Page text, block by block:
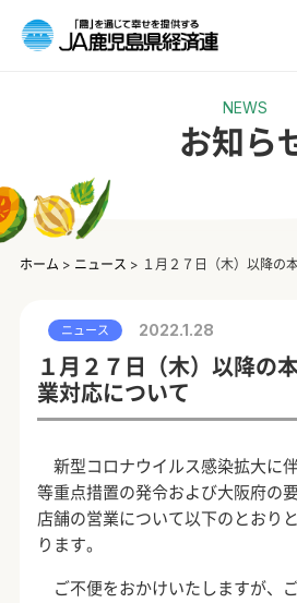
NEWS
お知ら
ホーム > ニュース > １月２７日（木）以降の
ニュース 2022.1.28
１月２７日（木）以降の
業対応について
新型コロナウイルス感染拡大に
等重点措置の発令および大阪府の
店舗の営業について以下のとおり
ります。
ご不便をおかけいたしますが、